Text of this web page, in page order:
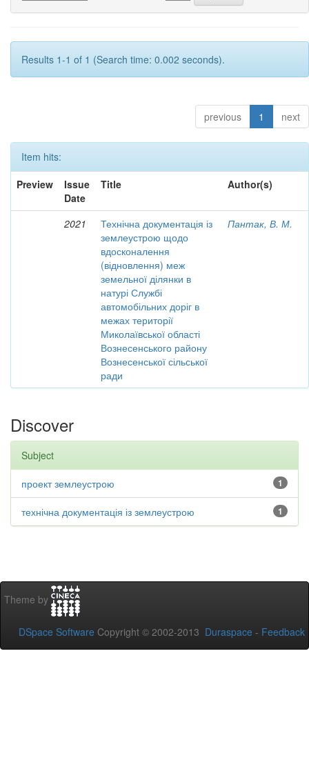
Results 1-1 of 1 (Search time: 0.002 seconds).
previous 1 next
Item hits:
Preview
Issue
Date
Title Author(s)
2021
Технічна документація із
землеустрою щодо
вдосконалення
(відновлення) меж
земельної ділянки в
натурі Службі
автомобільних доріг в
межах території
Миколаївської області
Вознесенського району
Вознесенської сільської
ради
Пантак, В. М.
Discover
Subject
1
проект землеустрою
1
технічна документація із землеустрою
Theme by
DSpace Software Copyright © 2002-2013 Duraspace - Feedback